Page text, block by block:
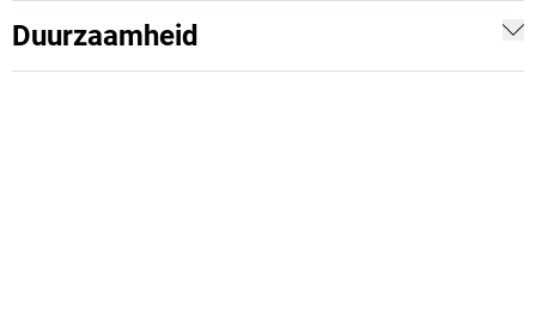
Duurzaamheid